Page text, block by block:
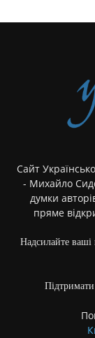
Сайт
- Михайло
думки
пряме
Надсилайте ваші